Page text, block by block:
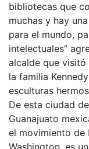
bibliotecas que
muchas y hay
para el mundo,
intelectuales”
alcalde que
la familia
esculturas
De esta ciudad
Guanajuato
el movimiento de
Washington, es